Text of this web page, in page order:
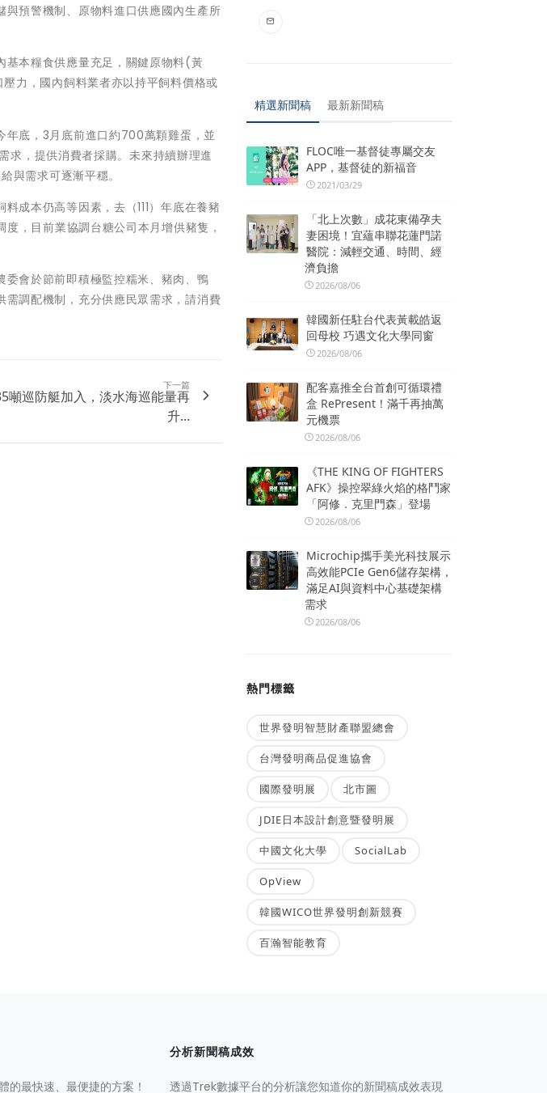
預警機制、原物料進口供應國內生產所
基本糧食供應量充足，關鍵原物料(黃
力，國內飼料業者亦以持平飼料價格或
年底，3月底前進口約700萬顆雞蛋，並
求，提供消費者採購。未來持續辦理進
與需求可逐漸平穩。
成本仍高等因素，去（111）年底在養豬
，目前業協調台糖公司本月增供豬隻，
會於節前即積極監控糯米、豬肉、鴨
調配機制，充分供應民眾需求，請消費
下一篇
噸巡防艇加入，淡水海巡能量再
升...
精選新聞稿 最新新聞稿
FLOC唯一基督徒專屬交友
APP，基督徒的新福音
2021/03/29
「北上次數」成花東備孕夫
妻困境！宜蘊串聯花蓮門諾
醫院：減輕交通、時間、經
濟負擔
2026/08/06
韓國新任駐台代表黃載皓返
回母校 巧遇文化大學同窗
2026/08/06
配客嘉推全台首創可循環禮
盒 RePresent！滿千再抽萬
元機票
2026/08/06
《THE KING OF FIGHTERS
AFK》操控翠綠火焰的格鬥家
「阿修．克里門森」登場
2026/08/06
Microchip攜手美光科技展示
高效能PCIe Gen6儲存架構，
滿足AI與資料中心基礎架構
需求
2026/08/06
熱門標籤
世界發明智慧財產聯盟總會
台灣發明商品促進協會
國際發明展 北市圖
JDIE日本設計創意暨發明展
中國文化大學 SocialLab
OpView
韓國WICO世界發明創新競賽
百瀚智能教育
的最快速、最便捷的方案！
分析新聞稿成效
透過Trek數據平台的分析讓您知道你的新聞稿成效表現